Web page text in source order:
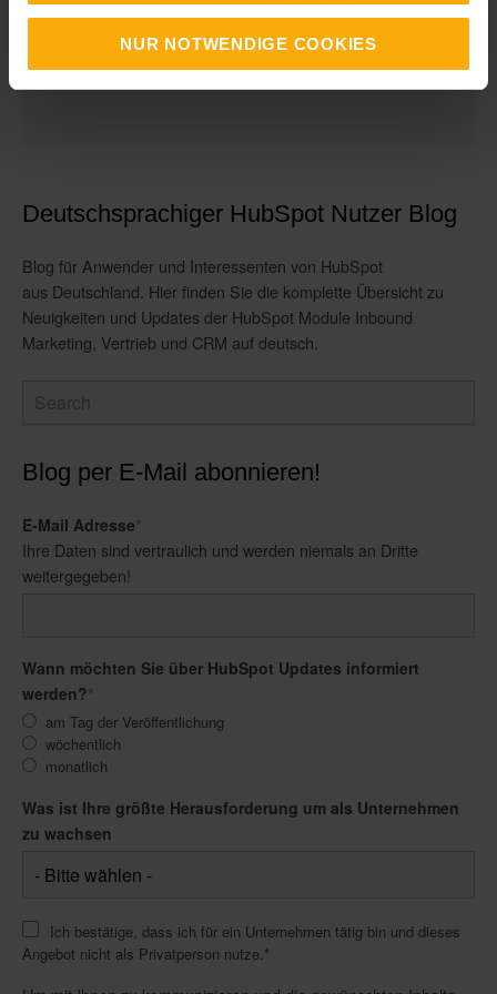
NUR NOTWENDIGE COOKIES
Deutschsprachiger HubSpot Nutzer Blog
Blog für Anwender und Interessenten von HubSpot
aus Deutschland. Hier finden Sie die komplette Übersicht zu
Neuigkeiten und Updates der HubSpot Module Inbound
Marketing, Vertrieb und CRM auf deutsch.
Blog per E-Mail abonnieren!
E-Mail Adresse*
Ihre Daten sind vertraulich und werden niemals an Dritte
weitergegeben!
Wann möchten Sie über HubSpot Updates informiert
werden?*
am Tag der Veröffentlichung
wöchentlich
monatlich
Was ist Ihre größte Herausforderung um als Unternehmen
zu wachsen
Ich bestätige, dass ich für ein Unternehmen tätig bin und dieses
Angebot nicht als Privatperson nutze.*